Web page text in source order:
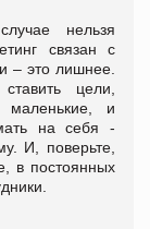
нельзя
связан с
– это лишнее.
цели,
маленькие, и
на себя -
И, поверьте,
в постоянных